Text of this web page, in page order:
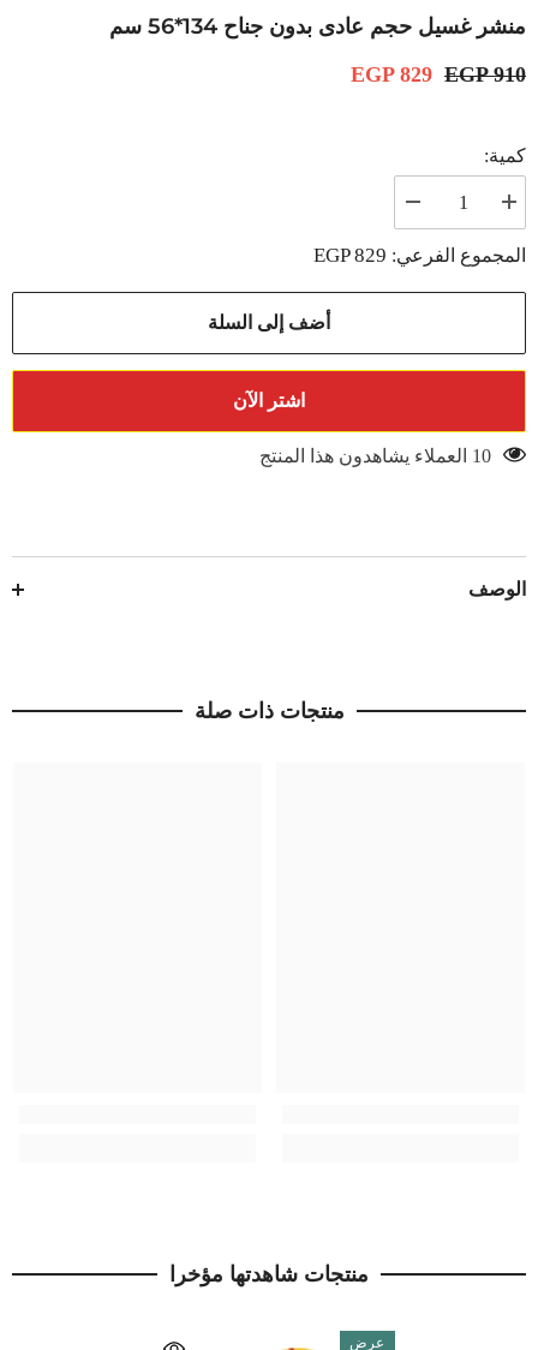
‫منشر غسيل حجم عادى بدو‬ن جناح 134*56 سم
EGP 910
EGP 829
كمية:
الكمية
‫منشر
جناح
134*56
زيادة
الكمية
‫منشر
جناح
134*56
المجموع الفرعي: EGP 829
أضف إلى السلة
اشتر الآن
10 العملاء يشاهدون هذا المنتج
الوصف
منتجات ذات صلة
منتجات شاهدتها مؤخرا
عرض